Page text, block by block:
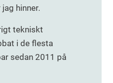
hinner.
tekniskt
i de flesta
sedan 2011 på